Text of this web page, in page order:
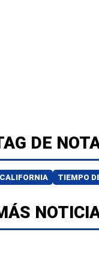
DE
CALIFORNIA TIEMPO